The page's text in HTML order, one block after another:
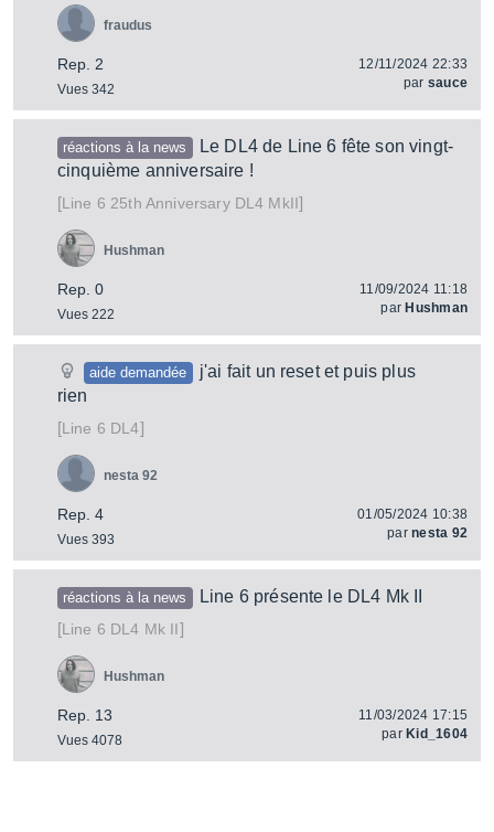
Rep. 2
Vues 342
fraudus
12/11/2024 22:33
par sauce
réactions à la news
Le DL4 de Line 6 fête son vingt-
cinquième anniversaire !
[Line 6 25th Anniversary DL4 MkII]
Rep. 0
Vues 222
Hushman
11/09/2024 11:18
par Hushman
aide demandée
j'ai fait un reset et puis plus
rien
[Line 6 DL4]
Rep. 4
Vues 393
nesta 92
01/05/2024 10:38
parnesta 92
réactions à la news
Line 6 présente le DL4 Mk II
[Line 6 DL4 Mk II]
Rep. 13
Vues 4078
Hushman
11/03/2024 17:15
par Kid_1604